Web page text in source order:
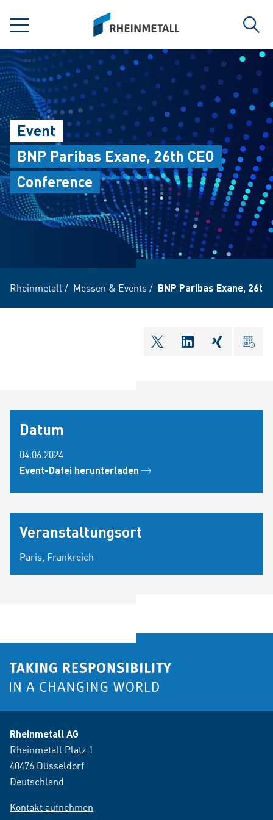
MENÜ
siteLogo
Event
BNP Paribas Exane, 26th CEO
Conference
Rheinmetall / Messen & Events / BNP Paribas Exane, 26th
shareOntwitter ical
Datum
04.06.2024
Event-Datei herunterladen
Veranstaltungsort
Paris, Frankreich
Rheinmetall AG
Rheinmetall Platz 1
40476 Düsseldorf
Deutschland
Kontakt aufnehmen